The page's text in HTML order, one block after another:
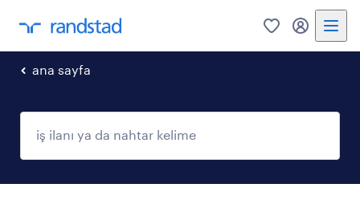
0 my
ana sayfa